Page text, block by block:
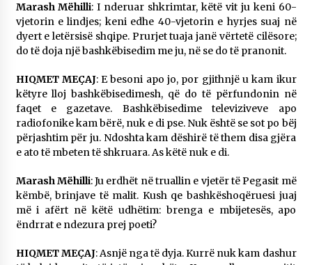
Marash Mëhilli: I nderuar shkrimtar, këtë vit ju keni 60-
vjetorin e lindjes; keni edhe 40-vjetorin e hyrjes suaj në
dyert e letërsisë shqipe. Prurjet tuaja janë vërtetë cilësore;
do të doja një bashkëbisedim me ju, në se do të pranonit.
HIQMET MEÇAJ: E besoni apo jo, por gjithnjë u kam ikur
këtyre lloj bashkëbisedimesh, që do të përfundonin në
faqet e gazetave. Bashkëbisedime televiziveve apo
radiofonike kam bërë, nuk e di pse. Nuk është se sot po bëj
përjashtim për ju. Ndoshta kam dëshirë të them disa gjëra
e ato të mbeten të shkruara. As këtë nuk e di.
Marash Mëhilli: Ju erdhët në truallin e vjetër të Pegasit më
këmbë, brinjave të malit. Kush qe bashkëshoqëruesi juaj
më i afërt në këtë udhëtim: brenga e mbijetesës, apo
ëndrrat e ndezura prej poeti?
HIQMET MEÇAJ: Asnjë nga të dyja. Kurrë nuk kam dashur